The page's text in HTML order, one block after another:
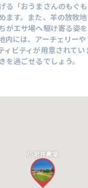
る「おうまさんのもぐ
ます。また、羊の放牧
がエサ場へ駆け寄る姿
内には、アーチェリー
ィビティが用意されて
過ごせるでしょう。
小岩井農場